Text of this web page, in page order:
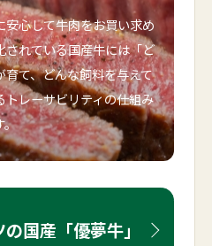
安心して牛肉をお買い求め
されている国産牛には「ど
育て、どんな飼料を与えて
レーサビリティの仕組み
。
国産「優夢牛」